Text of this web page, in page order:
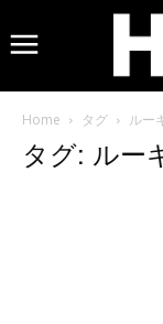
Home タグ ルー
タグ: ルー